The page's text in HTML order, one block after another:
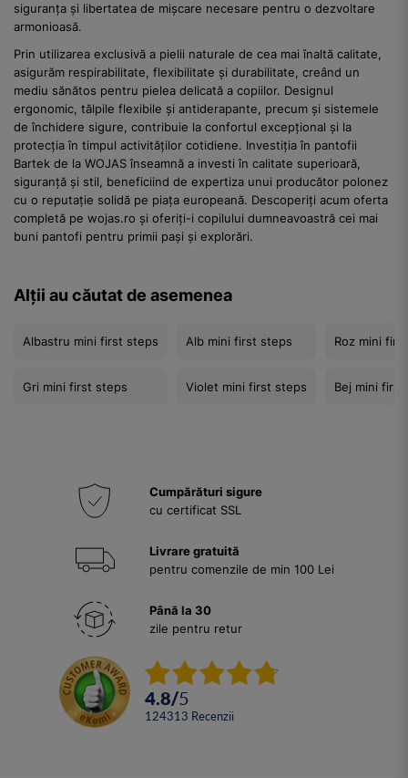
siguranța și libertatea de mișcare necesare pentru o dezvoltare
armonioasă.
Prin utilizarea exclusivă a pielii naturale de cea mai înaltă calitate,
asigurăm respirabilitate, flexibilitate și durabilitate, creând un
mediu sănătos pentru pielea delicată a copiilor. Designul
ergonomic, tălpile flexibile și antiderapante, precum și sistemele
de închidere sigure, contribuie la confortul excepțional și la
protecția în timpul activităților cotidiene. Investiția în pantofii
Bartek de la WOJAS înseamnă a investi în calitate superioară,
siguranță și stil, beneficiind de expertiza unui producător polonez
cu o reputație solidă pe piața europeană. Descoperiți acum oferta
completă pe wojas.ro și oferiți-i copilului dumneavoastră cei mai
buni pantofi pentru primii pași și explorări.
Alții au căutat de asemenea
Albastru mini first steps
Gri mini first steps
Alb mini first steps
Violet mini first steps
Roz mini
Bej mini
Cumpărături sigure
cu certificat SSL
Livrare gratuită
pentru comenzile de min 100 Lei
Până la 30
zile pentru retur
4.8/5
124313 Recenzii